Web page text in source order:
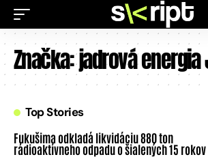
Značka:jadrová
Top Stories
Fukušima odkladá likvidáciu 880 ton
rádioaktívneho odpadu o šialených 15 rokov